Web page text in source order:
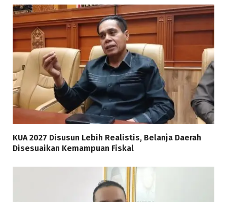
KUA 2027 Disusun Lebih Realistis, Belanja Daerah
Disesuaikan Kemampuan Fiskal